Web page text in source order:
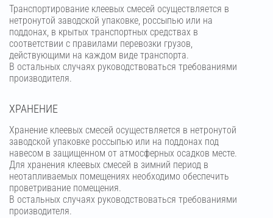
Транспортирование клеевых смесей осуществляется в
нетронутой заводской упаковке, россыпью или на
поддонах, в крытых транспортных средствах в
соответствии с правилами перевозки грузов,
действующими на каждом виде транспорта.
В остальных случаях руководствоваться требованиями
производителя.
ХРАНЕНИЕ
Хранение клеевых смесей осуществляется в нетронутой
заводской упаковке россыпью или на поддонах под
навесом в защищенном от атмосферных осадков месте.
Для хранения клеевых смесей в зимний период в
неотапливаемых помещениях необходимо обеспечить
проветривание помещения.
В остальных случаях руководствоваться требованиями
производителя.